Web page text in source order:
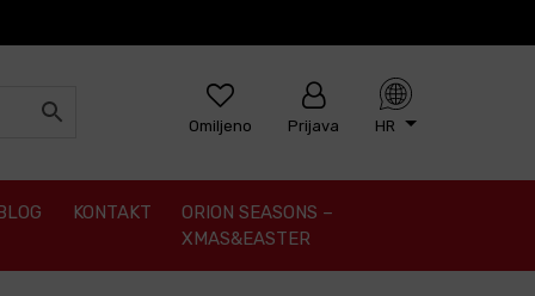
Omiljeno Prijava HR
KONTAKT
ORION SEASONS –
XMAS&EASTER